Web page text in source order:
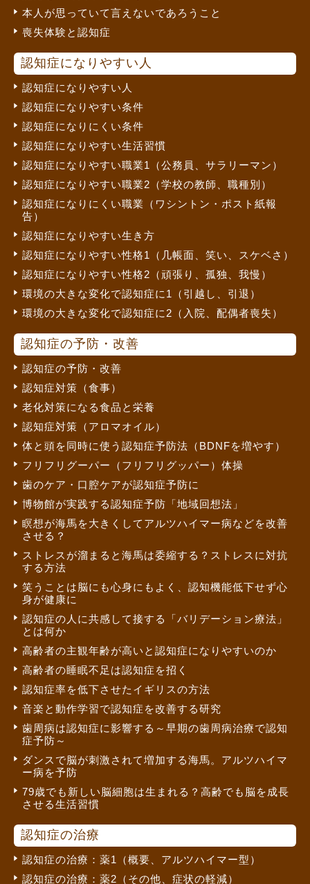
本人が思っていて言えないであろうこと
喪失体験と認知症
認知症になりやすい人
認知症になりやすい人
認知症になりやすい条件
認知症になりにくい条件
認知症になりやすい生活習慣
認知症になりやすい職業1（公務員、サラリーマン）
認知症になりやすい職業2（学校の教師、職種別）
認知症になりにくい職業（ワシントン・ポスト紙報
告）
認知症になりやすい生き方
認知症になりやすい性格1（几帳面、笑い、スケベさ）
認知症になりやすい性格2（頑張り、孤独、我慢）
環境の大きな変化で認知症に1（引越し、引退）
環境の大きな変化で認知症に2（入院、配偶者喪失）
認知症の予防・改善
認知症の予防・改善
認知症対策（食事）
老化対策になる食品と栄養
認知症対策（アロマオイル）
体と頭を同時に使う認知症予防法（BDNFを増やす）
フリフリグーパー（フリフリグッパー）体操
歯のケア・口腔ケアが認知症予防に
博物館が実践する認知症予防「地域回想法」
瞑想が海馬を大きくしてアルツハイマー病などを改善
させる？
ストレスが溜まると海馬は委縮する？ストレスに対抗
する方法
笑うことは脳にも心身にもよく、認知機能低下せず心
身が健康に
認知症の人に共感して接する「バリデーション療法」
とは何か
高齢者の主観年齢が高いと認知症になりやすいのか
高齢者の睡眠不足は認知症を招く
認知症率を低下させたイギリスの方法
音楽と動作学習で認知症を改善する研究
歯周病は認知症に影響する～早期の歯周病治療で認知
症予防～
ダンスで脳が刺激されて増加する海馬。アルツハイマ
ー病を予防
79歳でも新しい脳細胞は生まれる？高齢でも脳を成長
させる生活習慣
認知症の治療
認知症の治療：薬1（概要、アルツハイマー型）
認知症の治療：薬2（その他、症状の軽減）